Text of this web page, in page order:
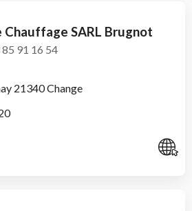
Chauffage SARL Brugnot
85 91 16 54
21340 Change